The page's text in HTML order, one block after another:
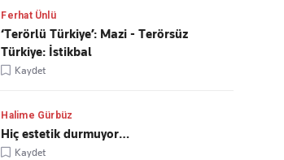
Ferhat Ünlü
‘Terörlü Türkiye’: Mazi - Terörsüz
Türkiye: İstikbal
Kaydet
Halime Gürbüz
Hiç estetik durmuyor…
Kaydet